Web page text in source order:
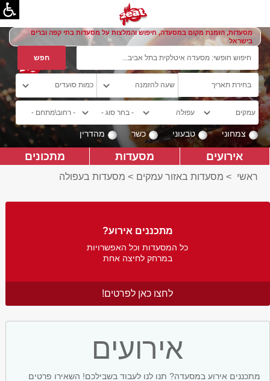
מסעדות, הזמנת מקום במסעדה, חיפוש והמלצות על מסעדות בתי קפה וברים
בישראל
צמחוני טבעוני כשר מהדרין
אירועים מסעדות מתכונים
ראשי > מסעדות באזור עמקים > מסעדות בעפולה
מתכננים אירוע?
כל המסעדות וכל האפשרויות
במרחק לחיצה אחת
לחצו כאן לפרטים!
אירועים
מתכננים אירוע במסעדה? תנו לנו לעבוד בשבילכם! השאירו פרטים